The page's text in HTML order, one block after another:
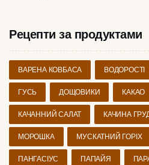
Рецепти за продуктами
ВАРЕНА КОВБАСА ВОДОРОСТІ
ГУСЬ ДОЩОВИКИ КАКАО
КАЧАННИЙ САЛАТ КАЧИНА
МОРОШКА МУСКАТНИЙ ГОРІХ
ПАНГАСІУС ПАПАЙЯ